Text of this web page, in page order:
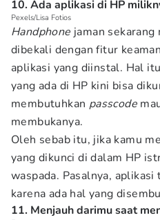
10. Ada aplikasi di HP
Pexels/Lisa Fotios
Handphone jaman sekarang
dibekali dengan fitur
aplikasi yang diinstal. Hal
yang ada di HP kini bisa
membutuhkan passcode
membukanya.
Oleh sebab itu, jika kamu
yang dikunci di dalam HP
waspada. Pasalnya,
karena ada hal yang
11. Menjauh darimu saat